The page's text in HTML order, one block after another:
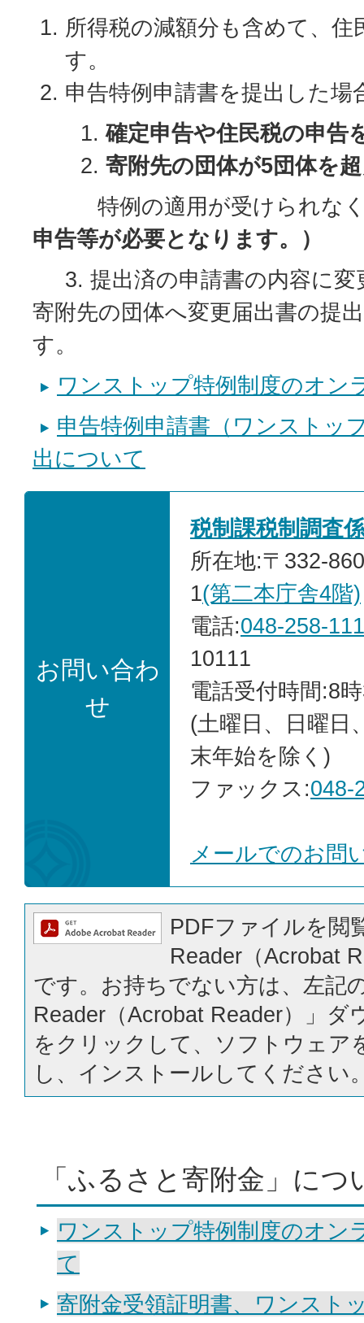
所得税の減額分も含めて、
す。
申告特例申請書を提出した場
確定申告や住民税の申告
寄附先の団体が5団体を
特例の適用が受けられなく
申告等が必要となります。）
3. 提出済の申請書の内容に変
寄附先の団体へ変更届出書の提
す。
ワンストップ特例制度のオン
申告特例申請書（ワンストッ
出について
お問い合わ
せ
税制課税制調査
所在地:〒332-
1(第二本庁舎4階)
電話:048-258-
10111
電話受付時間:8
(土曜日、日曜日
末年始を除く)
ファックス:048-
メールでのお問
PDFファイルを閲
Reader（Acrobat
です。お持ちでない方は、左記
Reader（Acrobat Reader）」ダ
をクリックして、ソフトウェア
し、インストールしてください
「ふるさと寄附金」につ
ワンストップ特例制度のオン
て
寄附金受領証明書、ワンスト